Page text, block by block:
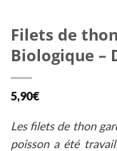
Filets de
Biologique –
5,90€
Les filets de thon
poisson a été